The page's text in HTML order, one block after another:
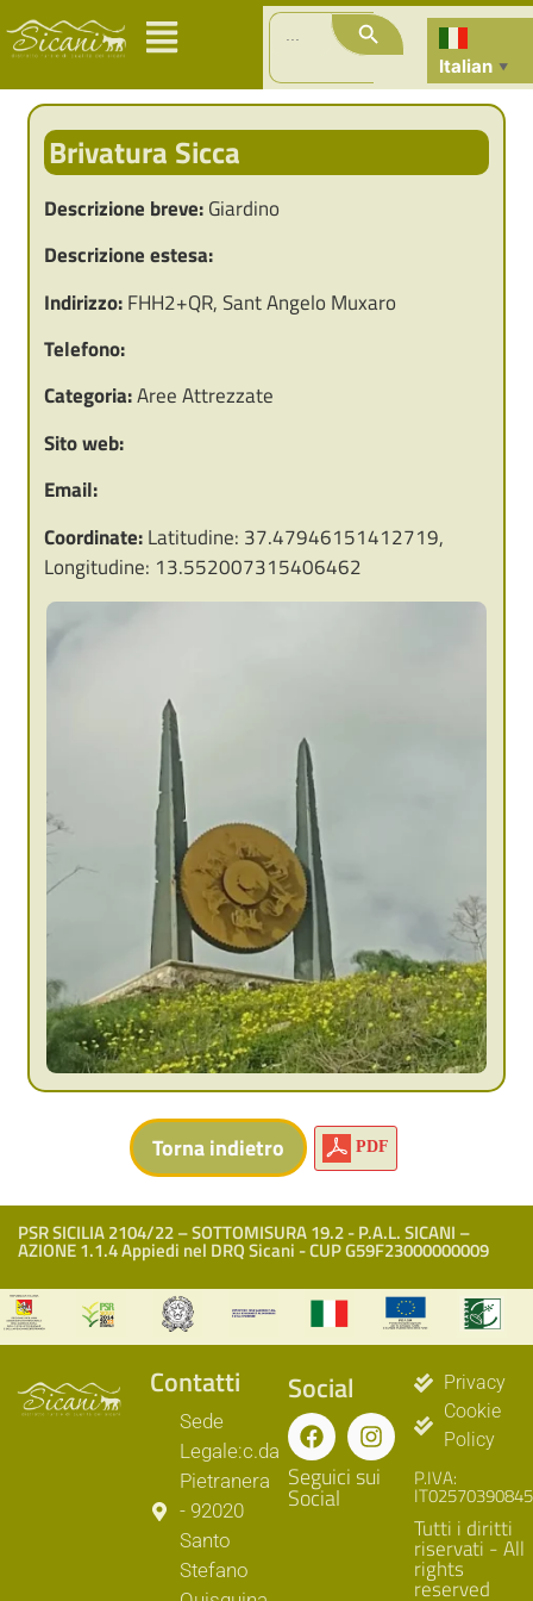
Search
for:
Search Button
Italian ▼
Brivatura Sicca
Descrizione breve:Giardino
Descrizione estesa:
Indirizzo:FHH2+QR, Sant Angelo Muxaro
Telefono:
Categoria:Aree Attrezzate
Sito web:
Email:
Coordinate:Latitudine: 37.47946151412719,
Longitudine: 13.552007315406462
PDF
PSR SICILIA 2104/22 – SOTTOMISURA 19.2 - P.A.L. SICANI –
AZIONE 1.1.4 Appiedi nel DRQ Sicani - CUP G59F23000000009
Contatti
Sede
Legale:c.da
Pietranera
- 92020
Santo
Stefano
Social
Seguici sui
Social
Privacy
Cookie
Policy
P.IVA:
IT02570390845
Tutti i diritti
riservati - All
rights
reserved